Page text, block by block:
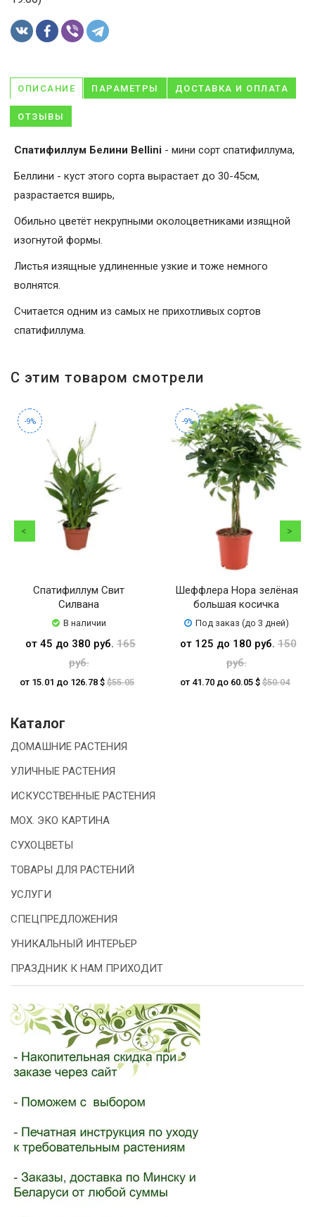
ОПИСАНИЕ ПАРАМЕТРЫ ДОСТАВКА И ОПЛАТА
ОТЗЫВЫ
Спатифиллум Белини Bellini - мини сорт спатифиллума,
Беллини - куст этого сорта вырастает до 30-45см,
разрастается вширь,
Обильно цветёт некрупными околоцветниками изящной
изогнутой формы.
Листья изящные удлиненные узкие и тоже немного
волнятся.
Считается одним из самых не прихотливых сортов
спатифиллума.
С этим товаром смотрели
-9%
Спатифиллум Свит
Силвана
В наличии
от 45 до 380 руб. 165
руб.
от 15.01 до 126.78 $ $55.05
-9%
Шеффлера Нора зелёная
большая косичка
Под заказ (до 3 дней)
от 125 до 180 руб.150
руб.
от 41.70 до 60.05 $$50.04
Каталог
ДОМАШНИЕ РАСТЕНИЯ
УЛИЧНЫЕ РАСТЕНИЯ
ИСКУССТВЕННЫЕ РАСТЕНИЯ
МОХ. ЭКО КАРТИНА
СУХОЦВЕТЫ
ТОВАРЫ ДЛЯ РАСТЕНИЙ
УСЛУГИ
СПЕЦПРЕДЛОЖЕНИЯ
УНИКАЛЬНЫЙ ИНТЕРЬЕР
ПРАЗДНИК К НАМ ПРИХОДИТ